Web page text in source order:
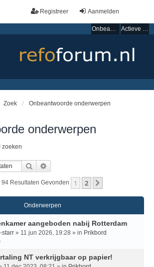
Aanmelden
Registreer
Onbeantwoorde onderwerpen Actieve onderwerpen
Zoek Onbeantwoorde onderwerpen
onderwerpen
zoeken
Zoek
94 Resultaten Gevonden 1 2
Onderwerpen
aangeboden nabij Rotterdam
starr » 11 jun 2026, 19:28 » in Prikbord
NT verkrijgbaar op papier!